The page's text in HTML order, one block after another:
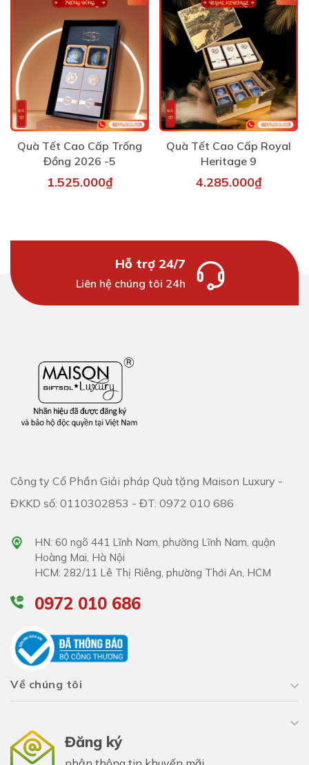
Quà Tết Cao Cấp Trống
Đồng 2026 -5
1.525.000₫
Quà Tết Cao Cấp Royal
Heritage 9
4.285.000₫
Hỗ trợ 24/7
Liên hệ chúng tôi 24h
Công ty Cổ Phần Giải pháp Quà tặng Maison Luxury -
ĐKKD số: 0110302853 - ĐT: 0972 010 686
HN: 60 ngõ 441 Lĩnh Nam, phường Lĩnh Nam, quận
Hoàng Mai, Hà Nội
HCM: 282/11 Lê Thị Riêng, phường Thới An, HCM
0972 010 686
Về chúng tôi
Đăng ký